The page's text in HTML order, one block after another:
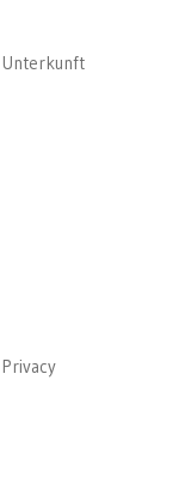
Unterkunft
Privacy